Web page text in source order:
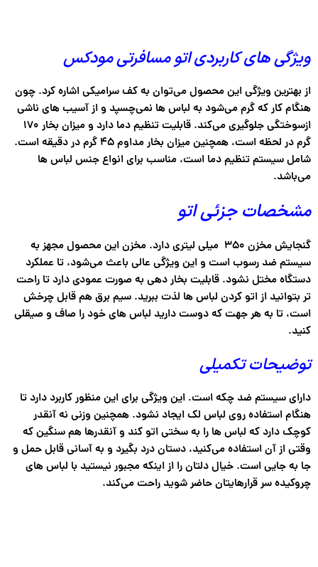
ویژگی های کاربردی اتو مسافرتی مودکس
از بهترین ویژگی این محصول می‌توان به کف سرامیکی اشاره کرد. چون
هنگام کار که گرم می‌شود به لباس ها نمی‌چسپد و از آسیب های ناشی
ازسوختگی جلوگیری می‌کند. قابلیت تنظیم دما دارد و میزان بخار ۱۷۰
گرم در لحظه است، همچنین میزان بخار مداوم ۴۵ گرم در دقیقه است.
شامل سیستم تنظیم دما است، مناسب برای انواع جنس لباس ها
می‌باشد.
مشخصات جزئی اتو
گنجایش مخزن ۳۵۰ میلی لیتری دارد. مخزن این محصول مجهز به
سیستم ضد رسوب است و این ویژگی عالی باعث می‌شود، تا عملکرد
دستگاه مختل نشود. قابلیت بخار دهی به صورت عمودی دارد تا راحت
تر بتوانید از اتو کردن لباس ها لذت ببرید. سیم برق هم قابل چرخش
است، تا به هر جهت که دوست دارید لباس های خود را صاف و صیقلی
کنید.
توضیحات تکمیلی
دارای سیستم ضد چکه است. این ویژگی برای این منظور کاربرد دارد تا
هنگام استفاده روی لباس لک ایجاد نشود. همچنین وزنی نه آنقدر
کوچک دارد که لباس ها را به سختی اتو کند و آنقدرها هم سنگین که
وقتی از آن استفاده می‌کنید، دستان درد بگیرد و به آسانی قابل حمل و
جا به جایی است. خیال دلتان را از اینکه مجبور نیستید با لباس های
چروکیده سر قرارهایتان حاضر شوید راحت می‌کند.